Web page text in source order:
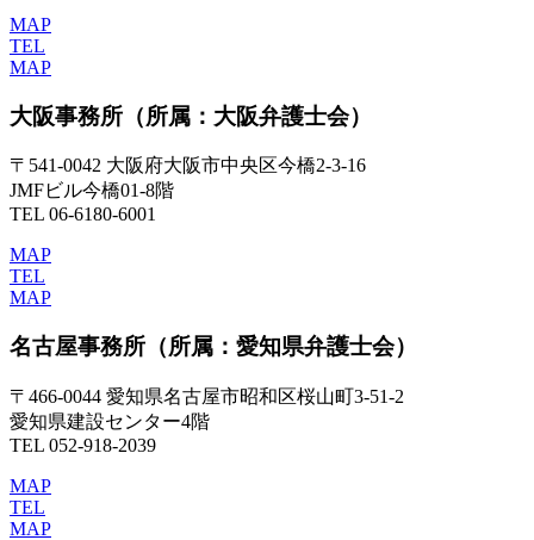
MAP
TEL
MAP
大阪事務所 （所属：大阪弁護士会）
〒541-0042 大阪府大阪市中央区今橋2-3-16
JMFビル今橋01-8階
TEL 06-6180-6001
MAP
TEL
MAP
名古屋事務所 （所属：愛知県弁護士会）
〒466-0044 愛知県名古屋市昭和区桜山町3-51-2
愛知県建設センター4階
TEL 052-918-2039
MAP
TEL
MAP